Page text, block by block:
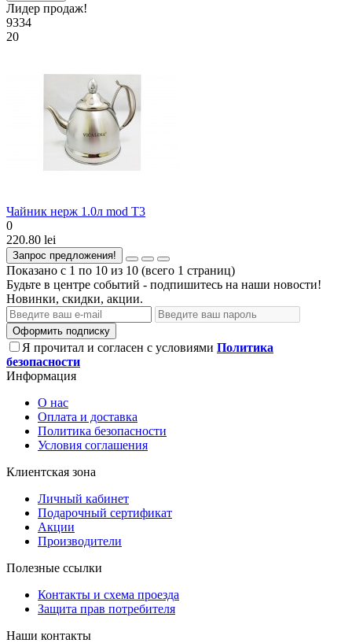
Лидер продаж!
9334
20
Чайник нерж 1.0л mod T3
0
220.80 lei
Запрос предложения!
Показано с 1 по 10 из 10 (всего 1 страниц)
Будьте в центре событий - подпишитесь на наши новости!
Новинки, скидки, акции.
Оформить подписку
Я прочитал и согласен с условиями Политика
безопасности
Информация
О нас
Оплата и доставка
Политика безопасности
Условия соглашения
Клиентская зона
Личный кабинет
Подарочный сертификат
Акции
Производители
Полезные ссылки
Контакты и схема проезда
Защита прав потребителя
Наши контакты